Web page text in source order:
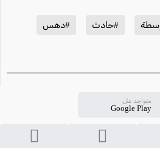
#حادث #دهس
متواجد على
Google Play